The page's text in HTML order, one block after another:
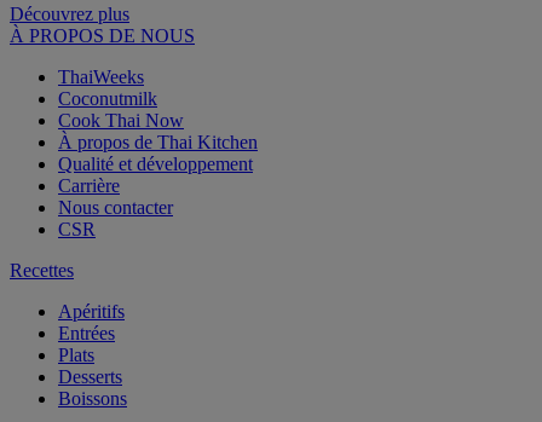
Découvrez plus
À PROPOS DE NOUS
ThaiWeeks
Coconutmilk
Cook Thai Now
À propos de Thai Kitchen
Qualité et développement
Carrière
Nous contacter
CSR
Recettes
Apéritifs
Entrées
Plats
Desserts
Boissons